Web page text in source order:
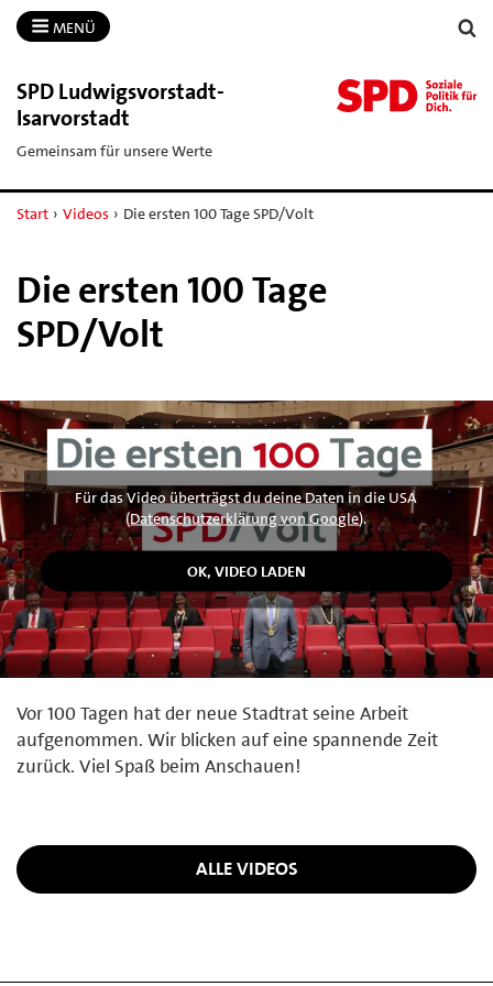
MENÜ
SPD Ludwigsvorstadt-​
Isarvorstadt
Gemeinsam für unsere Werte
Start › Videos › Die ersten 100 Tage SPD/Volt
Die ersten 100 Tage
SPD/Volt
Für das Video überträgst du deine Daten in die USA
(Datenschutzerklärung von Google).
Vor 100 Tagen hat der neue Stadtrat seine Arbeit
aufgenommen. Wir blicken auf eine spannende Zeit
zurück. Viel Spaß beim Anschauen!
ALLE VIDEOS